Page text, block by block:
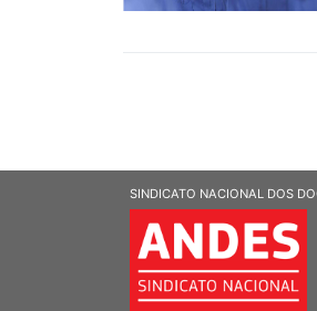
SINDICATO NACIONAL DOS